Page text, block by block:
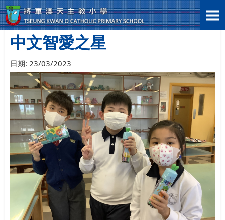
首頁 > 學生表現 > 學科活動 > 中文智愛之星
中文智愛之星
日期: 23/03/2023